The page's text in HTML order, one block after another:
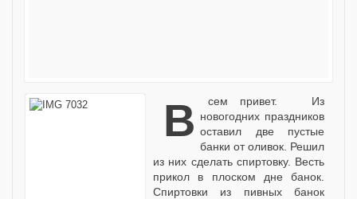
Всем привет. Из новогодних праздников
оставил две пустые
банки от оливок. Решил
из них сделать спиртовку. Весть
прикол в плоском дне банок.
Спиртовки из пивных банок